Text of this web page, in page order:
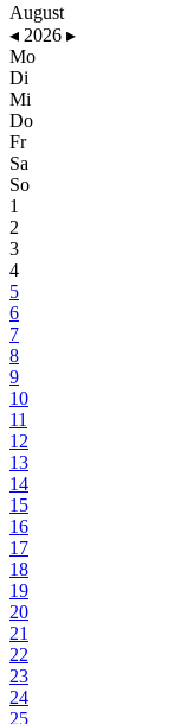
August
◂ 2026 ▸
Mo
Di
Mi
Do
Fr
Sa
So
1
2
3
4
5
6
7
8
9
10
11
12
13
14
15
16
17
18
19
20
21
22
23
24
25